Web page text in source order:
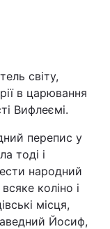
світу,
в царювання
Вифлеємі.
перепис у
тоді і
народний
коліно і
місця,
Йосиф,